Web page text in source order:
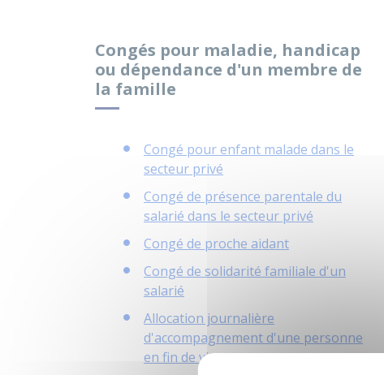
Congés pour maladie, handicap
ou dépendance d'un membre de
la famille
Congé pour enfant malade dans le
secteur privé
Congé de présence parentale du
salarié dans le secteur privé
Congé de proche aidant
Congé de solidarité familiale d'un
salarié
Allocation journalière
d'accompagnement d'une personne
en fin de vie